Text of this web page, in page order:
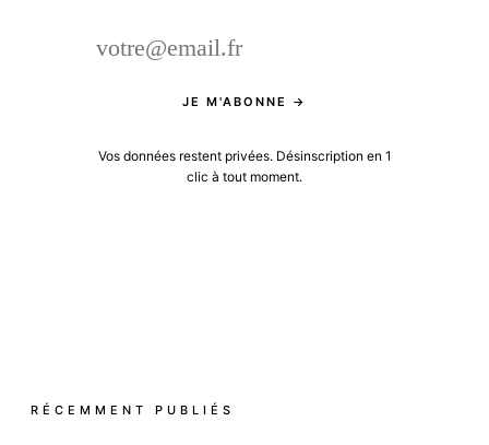
JE M'ABONNE →
Vos données restent privées. Désinscription en 1
clic à tout moment.
RÉCEMMENT PUBLIÉS